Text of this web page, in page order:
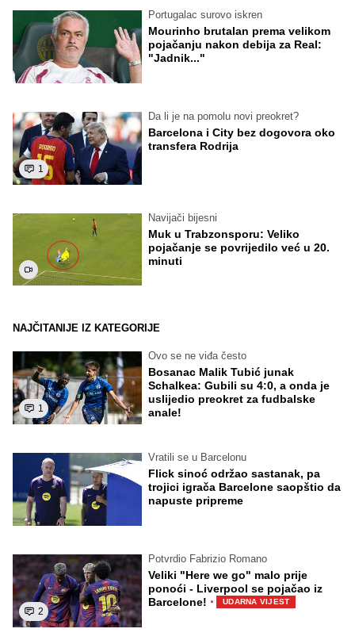
Portugalac surovo iskren
Mourinho brutalan prema velikom
pojačanju nakon debija za Real:
"Jadnik..."
1
Da li je na pomolu novi preokret?
Barcelona i City bez dogovora oko
transfera Rodrija
Navijači bijesni
Muk u Trabzonsporu: Veliko
pojačanje se povrijedilo već u 20.
minuti
NAJČITANIJE IZ KATEGORIJE
1
Ovo se ne viđa često
Bosanac Malik Tubić junak
Schalkea: Gubili su 4:0, a onda je
uslijedio preokret za fudbalske
anale!
Vratili se u Barcelonu
Flick sinoć održao sastanak, pa
trojici igrača Barcelone saopštio da
napuste pripreme
2
Potvrdio Fabrizio Romano
Veliki "Here we go" malo prije
ponoći - Liverpool se pojačao iz
Barcelone! · UDARNA VIJEST